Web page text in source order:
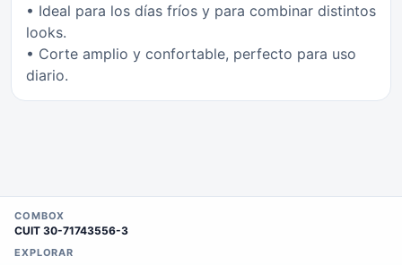
• Ideal para los días fríos y para combinar distintos
looks.
• Corte amplio y confortable, perfecto para uso
diario.
COMBOX
CUIT 30-71743556-3
EXPLORAR